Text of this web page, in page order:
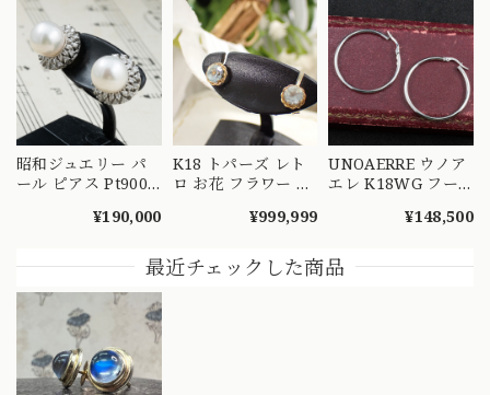
昭和ジュエリー パ
ール ピアス Pt900
ンテージ 昭和レト
華やかデザイン プ
¥190,000
K18 トパーズ レト
ロ お花 フラワー シ
アス MOE00047
¥999,999
UNOAERRE ウノア
エレ K18WG フー
ホワイトゴールド
ージ シンプル
MOE00074
¥148,500
最近チェックした商品